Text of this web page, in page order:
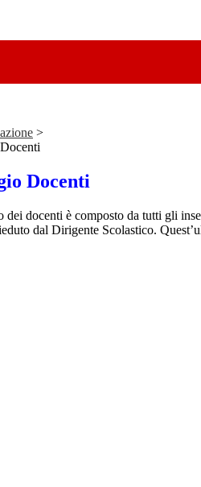
>
Docenti
dei docenti è composto da tutti gli
dal Dirigente Scolastico.